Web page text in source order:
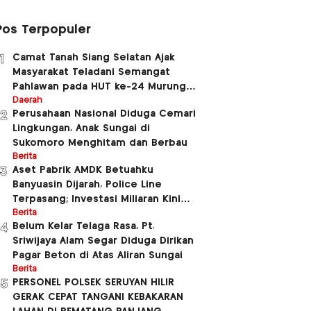
Terpopuler
Camat Tanah Siang Selatan Ajak
Masyarakat Teladani Semangat
Pahlawan pada HUT ke-24 Murung
Raya dan HUT ke-81 Kemerdekaan RI
Daerah
Perusahaan Nasional Diduga Cemari
Lingkungan, Anak Sungai di
Sukomoro Menghitam dan Berbau
Berita
Aset Pabrik AMDK Betuahku
Banyuasin Dijarah, Police Line
Terpasang; Investasi Miliaran Kini
Dipertanyakan
Berita
Belum Kelar Telaga Rasa, Pt.
Sriwijaya Alam Segar Diduga Dirikan
Pagar Beton di Atas Aliran Sungai
Berita
PERSONEL POLSEK SERUYAN HILIR
GERAK CEPAT TANGANI KEBAKARAN